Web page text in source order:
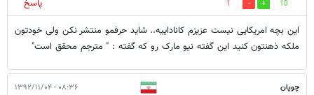
10
1
پاسخ
این بچه امریکایی نیست عزیزم کاناداییه.. شاید حرفمو منتشر نکن ولی خودتون
ملکه ذهنتون کنید این گفته نیو مارک رو که گفته : " مترجم محقق است"
چوپان ۰۸:۳۶ - ۱۳۹۲/۱۱/۰۴